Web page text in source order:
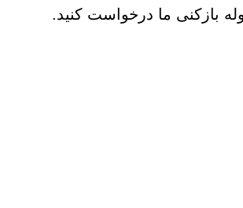
بازکنی ما درخواست کنید.